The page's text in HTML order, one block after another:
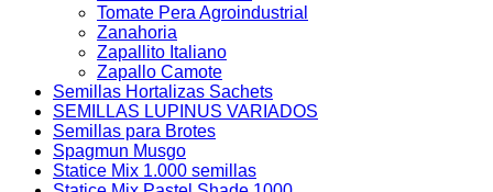
Tomate Pera Agroindustrial
Zanahoria
Zapallito Italiano
Zapallo Camote
Semillas Hortalizas Sachets
SEMILLAS LUPINUS VARIADOS
Semillas para Brotes
Spagmun Musgo
Statice Mix 1.000 semillas